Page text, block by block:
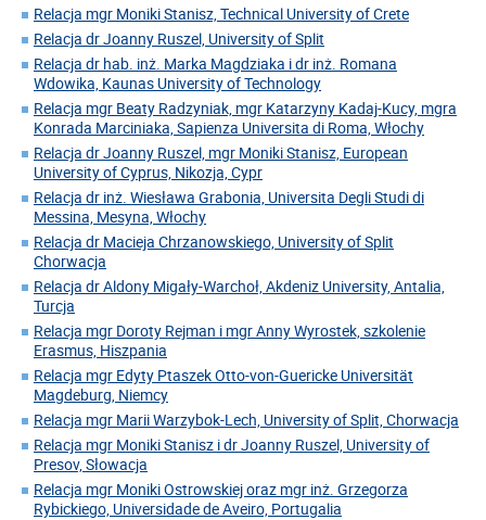
Relacja mgr Moniki Stanisz, Technical University of Crete
Relacja dr Joanny Ruszel, University of Split
Relacja dr hab. inż. Marka Magdziaka i dr inż. Romana
Wdowika, Kaunas University of Technology
Relacja mgr Beaty Radzyniak, mgr Katarzyny Kadaj-Kucy, mgra
Konrada Marciniaka, Sapienza Universita di Roma, Włochy
Relacja dr Joanny Ruszel, mgr Moniki Stanisz, European
University of Cyprus, Nikozja, Cypr
Relacja dr inż. Wiesława Grabonia, Universita Degli Studi di
Messina, Mesyna, Włochy
Relacja dr Macieja Chrzanowskiego, University of Split
Chorwacja
Relacja dr Aldony Migały-Warchoł, Akdeniz University, Antalia,
Turcja
Relacja mgr Doroty Rejman i mgr Anny Wyrostek, szkolenie
Erasmus, Hiszpania
Relacja mgr Edyty Ptaszek Otto-von-Guericke Universität
Magdeburg, Niemcy
Relacja mgr Marii Warzybok-Lech, University of Split, Chorwacja
Relacja mgr Moniki Stanisz i dr Joanny Ruszel, University of
Presov, Słowacja
Relacja mgr Moniki Ostrowskiej oraz mgr inż. Grzegorza
Rybickiego, Universidade de Aveiro, Portugalia